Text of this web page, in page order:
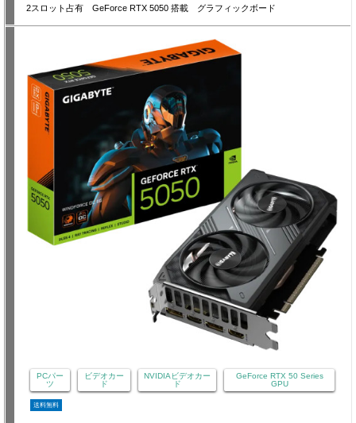
2スロット占有 GeForce RTX 5050 搭載 グラフィックボード
PCパー
ツ
ビデオカー
ド
NVIDIAビデオカー
ド
GeForce RTX 50 Series
GPU
送料無料